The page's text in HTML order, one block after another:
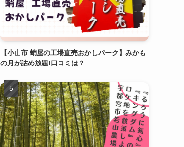
【小山市 蛸屋の工場直売おかしパーク】みかも
の月が詰め放題!口コミは？